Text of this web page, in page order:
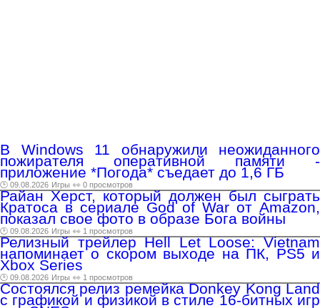
В Windows 11 обнаружили неожиданного
пожирателя оперативной памяти -
приложение *Погода* съедает до 1,6 ГБ
🕑 09.08.2026 Игры 👀 0 просмотров
Райан Херст, который должен был сыграть
Кратоса в сериале God of War от Amazon,
показал свое фото в образе Бога войны
🕑 09.08.2026 Игры 👀 1 просмотров
Релизный трейлер Hell Let Loose: Vietnam
напоминает о скором выходе на ПК, PS5 и
Xbox Series
🕑 09.08.2026 Игры 👀 1 просмотров
Состоялся релиз ремейка Donkey Kong Land
с графикой и физикой в стиле 16-битных игр